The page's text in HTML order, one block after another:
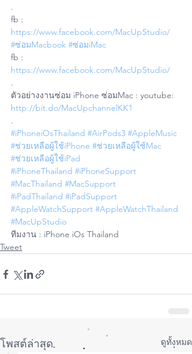
.
fb :
https://www.facebook.com/MacUpStudio/
#ซ่อมMacbook #ซ่อมiMac
fb :
https://www.facebook.com/MacUpStudio/
.
ตัวอย่างงานซ่อม iPhone ซ่อมMac : youtube:
http://bit.do/MacUpchannelKK1
.
#iPhoneiOsThailand #AirPods3 #AppleMusic
#ช่วยเหลือผู้ใช้iPhone #ช่วยเหลือผู้ใช้Mac
#ช่วยเหลือผู้ใช้iPad
#iPhoneThailand #iPhoneSupport
#MacThailand #MacSupport
#iPadThailand #iPadSupport
#AppleWatchSupport #AppleWatchThailand
#MacUpStudio
ทีมงาน : iPhone iOs Thailand
Tweet
โพสต์ล่าสุด ดูทั้งหมด